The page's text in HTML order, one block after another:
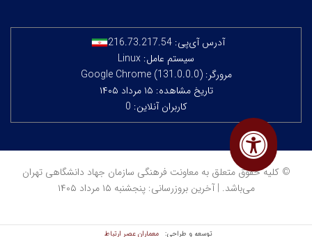
آدرس آی‌پی: 216.73.217.54
سیستم عامل: Linux
مرورگر: Google Chrome (131.0.0.0)
تاریخ مشاهده: ۱۵ مرداد ۱۴۰۵
کاربران آنلاین: 0
© کلیه حقوق متعلق به معاونت فرهنگی سازمان جهاد دانشگاهی تهران
می‌باشد. | آخرین بروزرسانی: پنجشنبه ۱۵ مرداد ۱۴۰۵
توسعه و طراحی: معماران عصر‌ ارتباط